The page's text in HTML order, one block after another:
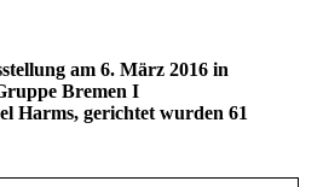
am 6. März 2016 in
Bremen I
Harms, gerichtet wurden 61